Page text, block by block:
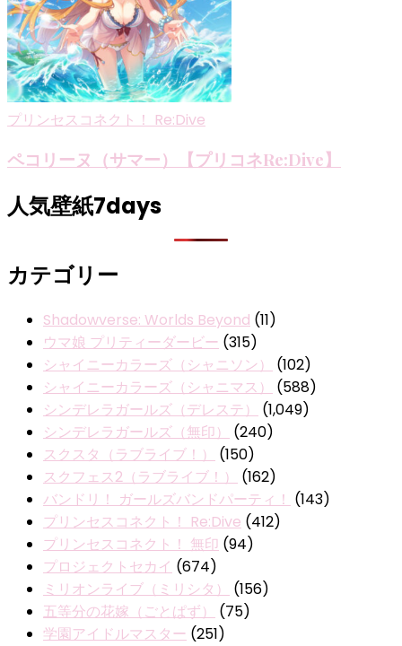
プリンセスコネクト！ Re:Dive
ペコリーヌ（サマー）【プリコネRe:Dive】
人気壁紙7days
カテゴリー
Shadowverse: Worlds Beyond (11)
ウマ娘 プリティーダービー (315)
シャイニーカラーズ（シャニソン）
(102)
シャイニーカラーズ（シャニマス）
(588)
シンデレラガールズ（デレステ）
(1,049)
シンデレラガールズ（無印）
(240)
スクスタ（ラブライブ！）
(150)
スクフェス2（ラブライブ！）
(162)
バンドリ！ ガールズバンドパーティ！ (143)
プリンセスコネクト！ Re:Dive (412)
プリンセスコネクト！ 無印 (94)
プロジェクトセカイ (674)
ミリオンライブ（ミリシタ）
(156)
五等分の花嫁（ごとぱず）
(75)
学園アイドルマスター (251)